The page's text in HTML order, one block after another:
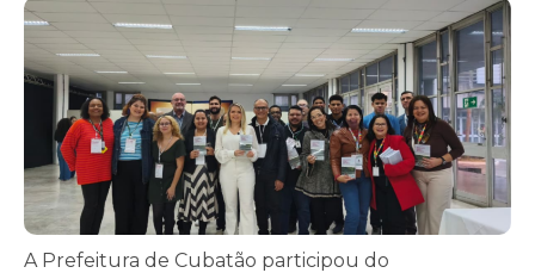
A Prefeitura de Cubatão participou do